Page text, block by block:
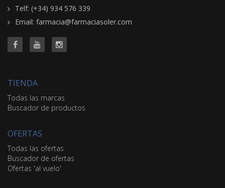
Telf: (+34) 934 576 339
Email: farmacia@farmaciasoler.com
TIENDA
Todas las marcas
Buscador de productos
OFERTAS
Todas las ofertas
Buscador de ofertas
Ofertas 'al vuelo'